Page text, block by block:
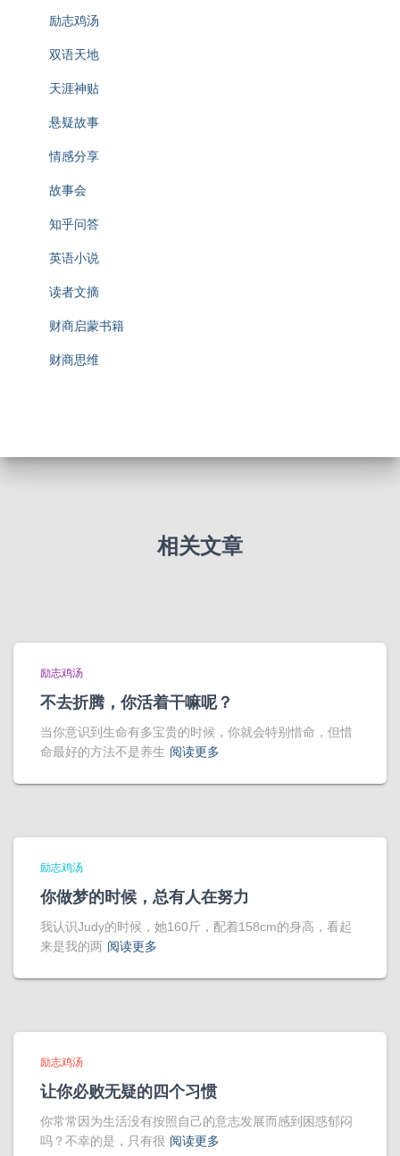
励志鸡汤
双语天地
天涯神贴
悬疑故事
情感分享
故事会
知乎问答
英语小说
读者文摘
财商启蒙书籍
财商思维
相关文章
励志鸡汤
不去折腾，你活着干嘛呢？
当你意识到生命有多宝贵的时候，你就会特别惜命，但惜
命最好的方法不是养生 阅读更多
励志鸡汤
你做梦的时候，总有人在努力
我认识Judy的时候，她160斤，配着158cm的身高，看起
来是我的两 阅读更多
励志鸡汤
让你必败无疑的四个习惯
你常常因为生活没有按照自己的意志发展而感到困惑郁闷
吗？不幸的是，只有很 阅读更多